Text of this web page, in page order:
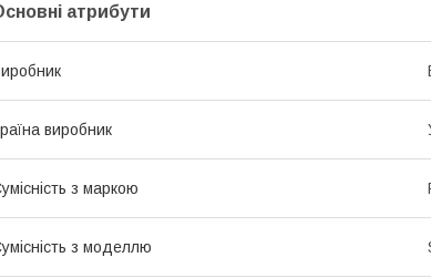
атрибути
виробник
з маркою
з моделлю